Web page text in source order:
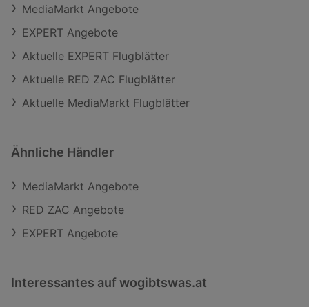
MediaMarkt Angebote
EXPERT Angebote
Aktuelle EXPERT Flugblätter
Aktuelle RED ZAC Flugblätter
Aktuelle MediaMarkt Flugblätter
Ähnliche Händler
MediaMarkt Angebote
RED ZAC Angebote
EXPERT Angebote
Interessantes auf wogibtswas.at